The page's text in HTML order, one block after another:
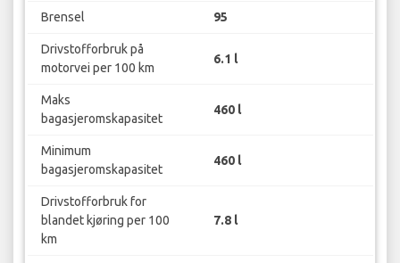
Brensel 95
Drivstofforbruk på
motorvei per 100 km
6.1 l
Maks
bagasjeromskapasitet
460 l
Minimum
bagasjeromskapasitet
460 l
Drivstofforbruk for
blandet kjøring per 100
km
7.8 l